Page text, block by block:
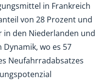
in Frankreich
von 28 Prozent und
den Niederlanden und
wo es 57
Neufahrradabsatzes